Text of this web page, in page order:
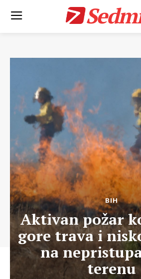
BIH
Aktivan požar
gore trava i
na
terenu